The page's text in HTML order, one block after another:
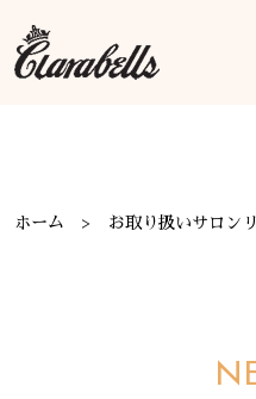
ホーム お取り扱いサロン